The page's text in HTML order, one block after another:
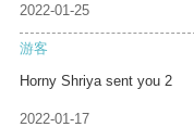
2022-01-25
游客
Horny Shriya sent you 2
2022-01-17